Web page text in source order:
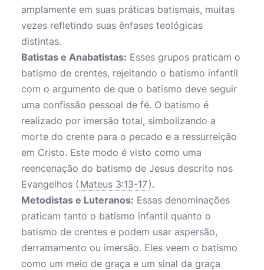
amplamente em suas práticas batismais, muitas
vezes refletindo suas ênfases teológicas
distintas.
Batistas e Anabatistas: Esses grupos praticam o
batismo de crentes, rejeitando o batismo infantil
com o argumento de que o batismo deve seguir
uma confissão pessoal de fé. O batismo é
realizado por imersão total, simbolizando a
morte do crente para o pecado e a ressurreição
em Cristo. Este modo é visto como uma
reencenação do batismo de Jesus descrito nos
Evangelhos ( Mateus 3:13-17).
Metodistas e Luteranos: Essas denominações
praticam tanto o batismo infantil quanto o
batismo de crentes e podem usar aspersão,
derramamento ou imersão. Eles veem o batismo
como um meio de graça e um sinal da graça